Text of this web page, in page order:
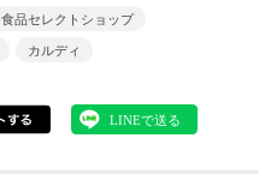
食品セレクトショップ
カルディ